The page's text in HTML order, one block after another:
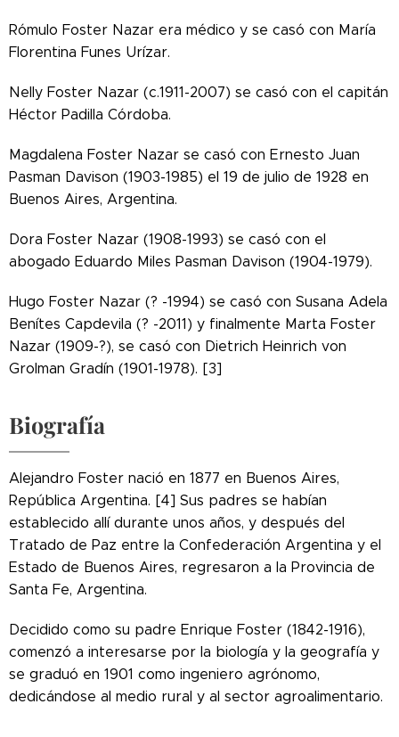
Rómulo Foster Nazar era médico y se casó con María
Florentina Funes Urízar.
Nelly Foster Nazar (c.1911-2007) se casó con el capitán
Héctor Padilla Córdoba.
Magdalena Foster Nazar se casó con Ernesto Juan
Pasman Davison (1903-1985) el 19 de julio de 1928 en
Buenos Aires, Argentina.
Dora Foster Nazar (1908-1993) se casó con el
abogado Eduardo Miles Pasman Davison (1904-1979).
Hugo Foster Nazar (? -1994) se casó con Susana Adela
Benítes Capdevila (? -2011) y finalmente Marta Foster
Nazar (1909-?), se casó con Dietrich Heinrich von
Grolman Gradín (1901-1978). [3]
Biografía
Alejandro Foster nació en 1877 en Buenos Aires,
República Argentina. [4] Sus padres se habían
establecido allí durante unos años, y después del
Tratado de Paz entre la Confederación Argentina y el
Estado de Buenos Aires, regresaron a la Provincia de
Santa Fe, Argentina.
Decidido como su padre Enrique Foster (1842-1916),
comenzó a interesarse por la biología y la geografía y
se graduó en 1901 como ingeniero agrónomo,
dedicándose al medio rural y al sector agroalimentario.